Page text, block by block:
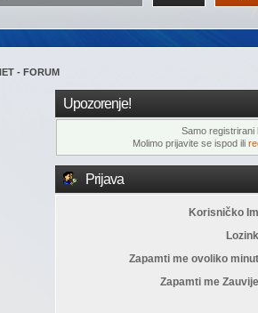
- FORUM
Upozorenje!
Samo registrirani
Molimo prijavite se ispod ili
Prijava
Korisničko
Zapamti me ovoliko
Zapamti me